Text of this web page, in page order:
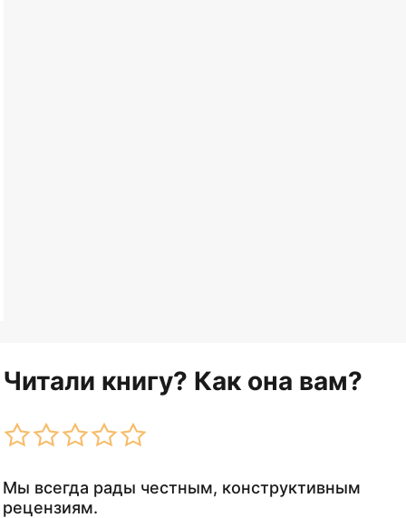
Читали книгу? Как она вам?
Мы всегда рады честным, конструктивным
рецензиям.